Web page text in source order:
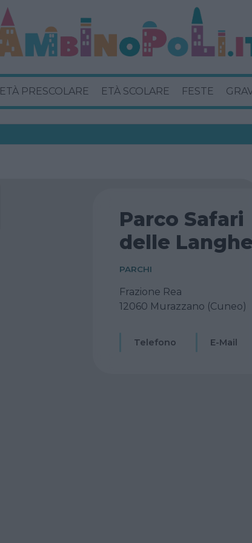
ETÀ PRESCOLARE ETÀ SCOLARE FESTE
Parco Safari
delle
PARCHI
Frazione Rea
12060 Murazzano (Cuneo)
Telefono E-Mail